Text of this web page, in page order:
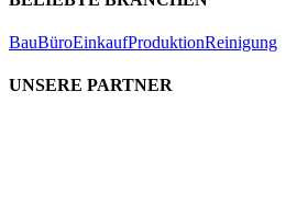
BauBüroEinkaufProduktionReinigung
UNSERE PARTNER